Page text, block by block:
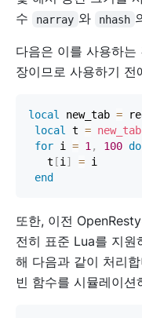
수
narray 와 nhash
다음은 이를 사용하
장이므로 사용하기
local new_tab =
local t = new_tab
for i = 1, 100 do
   t
[i] =
end
또한, 이전
전히 표준 Lua를 지
해 다음과 같이 처리
빈 함수를 시뮬레이